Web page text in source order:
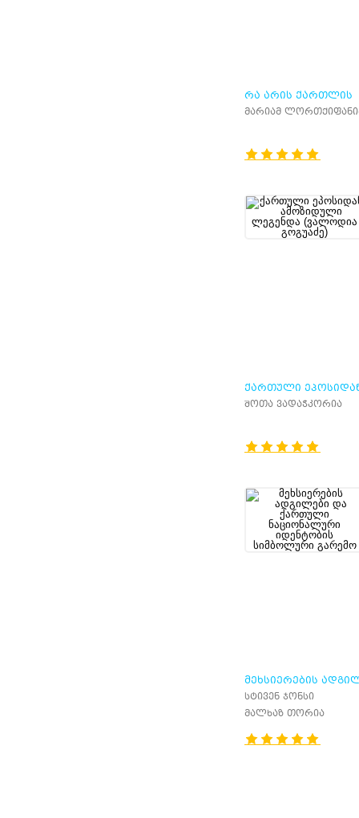
ᲠᲐ ᲐᲠᲘᲡ ᲥᲐᲠᲗᲚᲘᲡ
ᲪᲮᲝᲕᲠᲔᲑᲐ
მარიამ
ᲥᲐᲠᲗᲣᲚᲘ
ᲐᲛᲝᲖᲘᲓᲣᲚᲘ
შოთა ვადაჭკორია
ᲛᲔᲮᲡᲘᲔᲠᲔᲑᲘᲡ
ᲓᲐ ᲥᲐᲠᲗᲣᲚᲘ
ᲜᲐᲪᲘᲝᲜᲐᲚᲣᲠᲘ
ᲒᲐᲠᲔᲛᲝ
სტივენ ჯონსი
მალხაზ თორია